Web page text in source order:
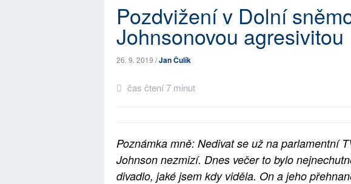
Pozdvižení v Dolní
Johnsonovou agresivitou
26. 9. 2019 /Jan Čulík
čas čtení 7 minut
Poznámka mně: Nedivat se už na parlamentní
Johnson nezmizí. Dnes večer to bylo
divadlo, jaké jsem kdy viděla. On a jeho